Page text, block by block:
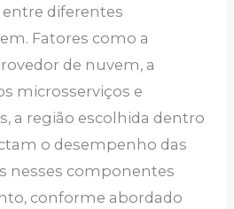
diferentes
Fatores como a
de nuvem, a
microsserviços e
a região escolhida dentro
o desempenho das
nesses componentes
conforme abordado